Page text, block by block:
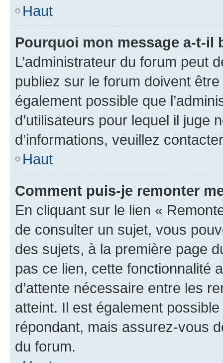
Haut
Pourquoi mon message a-t-il
L’administrateur du forum peut
publiez sur le forum doivent
également possible que
d’utilisateurs pour lequel il juge
d’informations, veuillez
Haut
Comment puis-je remonter
En cliquant sur le lien «
de consulter un sujet, vous
des sujets, à la première page
pas ce lien, cette fonctionnalité
d’attente nécessaire entre les
atteint. Il est également
répondant, mais assurez-vous
du forum.